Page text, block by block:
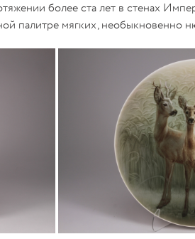
более ста лет в стенах
палитре мягких, необыкновенно